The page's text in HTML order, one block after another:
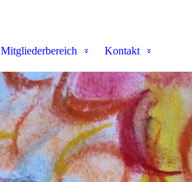
Mitgliederbereich Kontakt